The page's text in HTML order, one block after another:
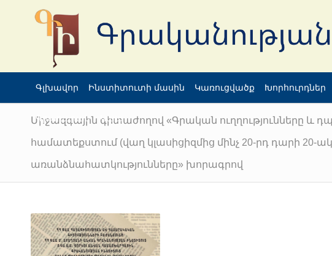
Գլխավոր Ինստիտուտի մասին Կառուցվածք Խորհուրդներ
Գրադարան Կապ
Միջազգային գիտաժողով «Գրական ուղղությունները և
համատեքստում (վաղ կլասիցիզմից մինչ 20-րդ դարի 20-
առանձնահատկությունները» խորագրով